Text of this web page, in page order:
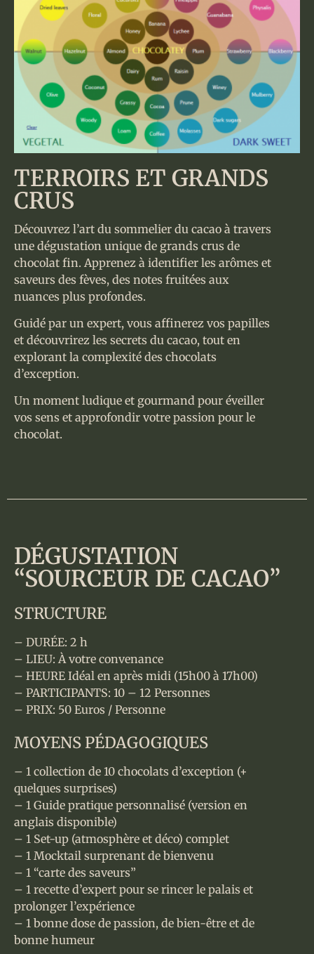
TERROIRS ET GRANDS
CRUS
Découvrez l’art du sommelier du cacao à travers
une dégustation unique de grands crus de
chocolat fin. Apprenez à identifier les arômes et
saveurs des fèves, des notes fruitées aux
nuances plus profondes.
Guidé par un expert, vous affinerez vos papilles
et découvrirez les secrets du cacao, tout en
explorant la complexité des chocolats
d’exception.
Un moment ludique et gourmand pour éveiller
vos sens et approfondir votre passion pour le
chocolat.
DÉGUSTATION
“SOURCEUR DE CACAO”
STRUCTURE
– DURÉE: 2 h
– LIEU: À votre convenance
– HEURE Idéal en après midi (15h00 à 17h00)
– PARTICIPANTS: 10 – 12 Personnes
– PRIX: 50 Euros / Personne
MOYENS PÉDAGOGIQUES
– 1 collection de 10 chocolats d’exception (+
quelques surprises)
– 1 Guide pratique personnalisé (version en
anglais disponible)
– 1 Set-up (atmosphère et déco) complet
– 1 Mocktail surprenant de bienvenu
– 1 “carte des saveurs”
– 1 recette d’expert pour se rincer le palais et
prolonger l’expérience
– 1 bonne dose de passion, de bien-être et de
bonne humeur